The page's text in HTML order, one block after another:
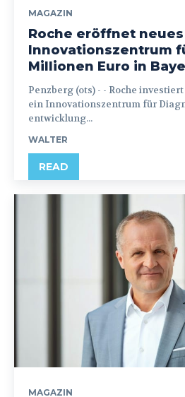
MAGAZIN
Roche eröffnet
Innovationszentrum
Millionen Euro in
Penzberg (ots) - - Roche investiert 300 Millionen Euro in
ein Innovationszentrum für
entwicklung...
WALTER
READ
MAGAZIN